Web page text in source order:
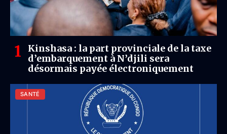
Kinshasa : la part provinciale de la taxe
d’embarquement à N’djili sera
désormais payée électroniquement
SANTÉ